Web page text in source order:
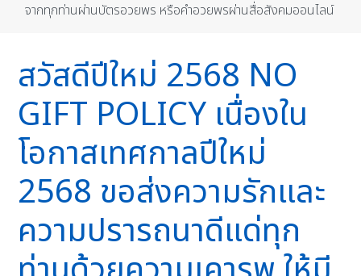
จากทุกท่านผ่านบัตรอวยพร หรือคำอวยพรผ่านสื่อสังคมออนไลน์
สวัสดีปีใหม่ 2568 NO
GIFT POLICY เนื่องใน
โอกาสเทศกาลปีใหม่
2568 ขอส่งความรักและ
ความปรารถนาดีแด่ทุก